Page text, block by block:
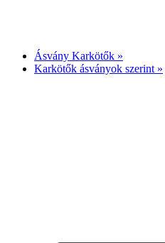
Ásvány Karkötők »
Karkötők ásványok szerint »